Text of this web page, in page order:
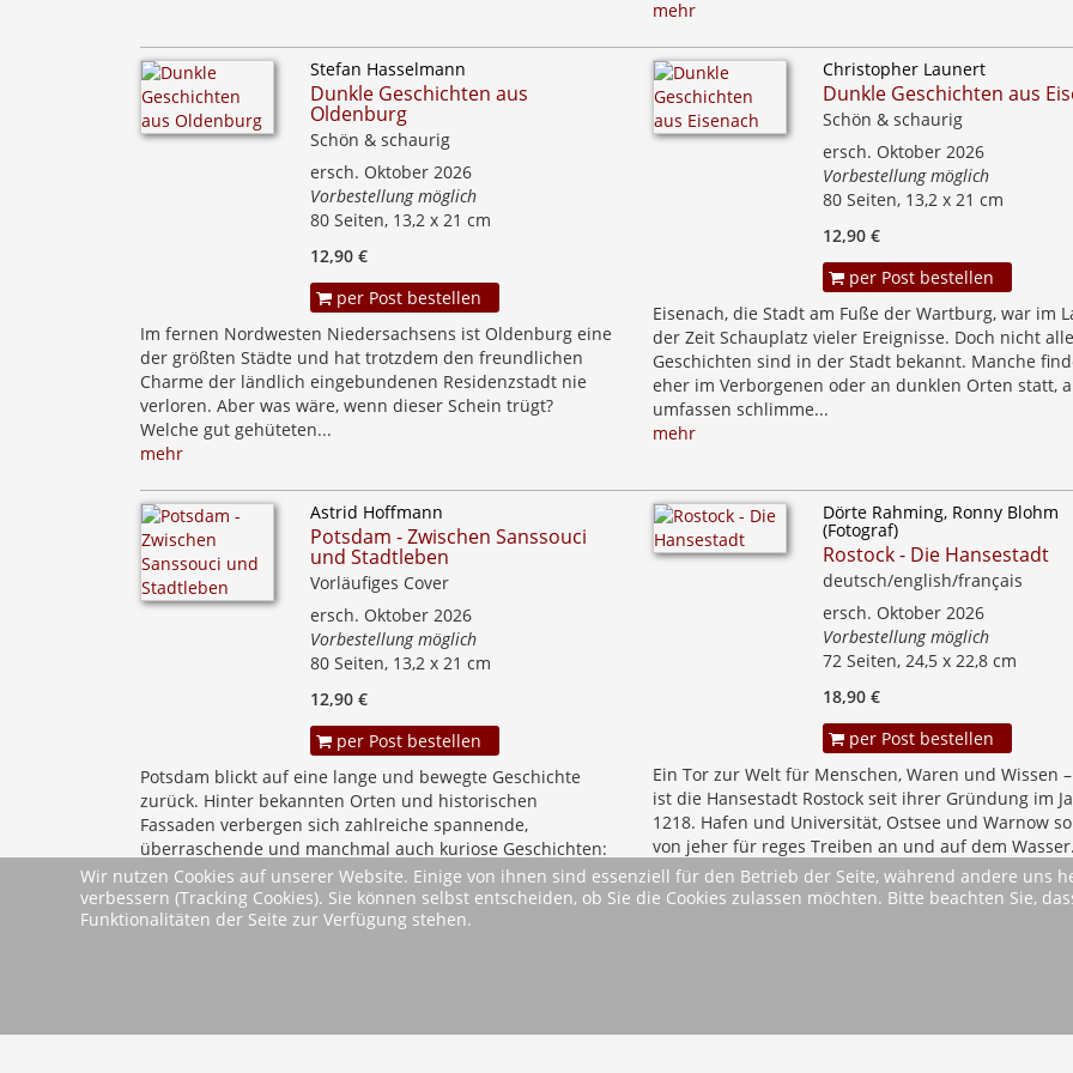
mehr
Stefan Hasselmann
Dunkle Geschichten aus
Oldenburg
Schön & schaurig
ersch. Oktober 2026
Vorbestellung möglich
80 Seiten, 13,2 x 21 cm
12,90 €
per Post bestellen
Im fernen Nordwesten Niedersachsens ist Oldenburg eine
der größten Städte und hat trotzdem den freundlichen
Charme der ländlich eingebundenen Residenzstadt nie
verloren. Aber was wäre, wenn dieser Schein trügt?
Welche gut gehüteten...
mehr
Christopher Launert
Dunkle Geschichten aus
Schön & schaurig
ersch. Oktober 2026
Vorbestellung möglich
80 Seiten, 13,2 x 21 cm
12,90 €
per Post bestellen
Eisenach, die Stadt am Fuße der Wartburg, war im
der Zeit Schauplatz vieler Ereignisse. Doch nicht alle
Geschichten sind in der Stadt bekannt. Manche
eher im Verborgenen oder an dunklen Orten statt,
umfassen schlimme...
mehr
Astrid Hoffmann
Potsdam - Zwischen Sanssouci
und Stadtleben
Vorläufiges Cover
ersch. Oktober 2026
Vorbestellung möglich
80 Seiten, 13,2 x 21 cm
12,90 €
per Post bestellen
Potsdam blickt auf eine lange und bewegte Geschichte
zurück. Hinter bekannten Orten und historischen
Fassaden verbergen sich zahlreiche spannende,
überraschende und manchmal auch kuriose Geschichten:
Huckelkuchen und Wohnzimmertheater, musikalische...
mehr
Dörte Rahming, Ronny Blohm
(Fotograf)
Rostock - Die Hansestadt
deutsch/english/français
ersch. Oktober 2026
Vorbestellung möglich
72 Seiten, 24,5 x 22,8 cm
18,90 €
per Post bestellen
Ein Tor zur Welt für Menschen, Waren und Wissen
ist die Hansestadt Rostock seit ihrer Gründung im
1218. Hafen und Universität, Ostsee und Warnow
von jeher für reges Treiben an und auf dem
heute sind Besucher...
mehr
Wir nutzen Cookies auf unserer Website. Einige von ihnen sind essenziell für den Betrieb der Seite, während andere uns
verbessern (Tracking Cookies). Sie können selbst entscheiden, ob Sie die Cookies zulassen möchten. Bitte beachten Sie,
Funktionalitäten der Seite zur Verfügung stehen.